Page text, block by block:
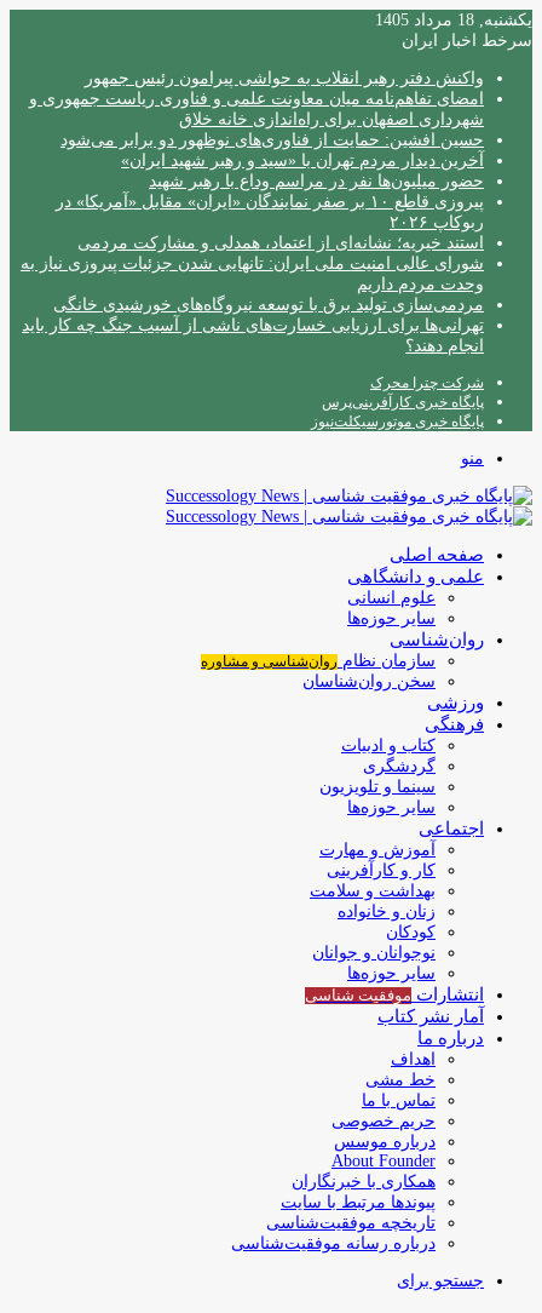
یکشنبه, 18 مرداد 1405
سرخط اخبار ایران
واکنش دفتر رهبر انقلاب به حواشی پیرامون رئیس جمهور
امضای تفاهم‌نامه میان معاونت علمی و فناوری ریاست جمهوری و
شهرداری اصفهان برای راه‌اندازی خانه خلاق
حسین افشین: حمایت از فناوری‌های نوظهور دو برابر می‌شود
آخرین دیدار مردم تهران با «سید و رهبر شهید ایران»
حضور میلیون‌ها نفر در مراسم وداع با رهبر شهید
پیروزی قاطع ۱۰ بر صفر نمایندگان «ایران» مقابل «آمریکا» در
ربوکاپ ۲۰۲۶
استند خیریه؛ نشانه‌ای از اعتماد، همدلی و مشارکت مردمی
شورای عالی امنیت ملی ایران: تانهایی شدن جزئیات پیروزی نیاز به
وحدت مردم داریم
مردمی‌سازی تولید برق با توسعه نیروگاه‌های خورشیدی خانگی
تهرانی‌ها برای ارزیابی خسارت‌های ناشی از آسیب جنگ چه کار باید
انجام دهند؟
شرکت چترا محرک
پایگاه خبری کارآفرینی‌پرس
پایگاه خبری موتورسیکلت‌نیوز
منو
صفحه اصلی
علمی و دانشگاهی
علوم انسانی
سایر حوزه‌ها
روان‌شناسی
سازمان نظام روان‌شناسی و مشاوره
سخن روان‌شناسان
ورزشی
فرهنگی
کتاب و ادبیات
گردشگری
سینما و تلویزیون
سایر حوزه‌ها
اجتماعی
آموزش و مهارت
کار و کارآفرینی
بهداشت و سلامت
زنان و خانواده
کودکان
نوجوانان و جوانان
سایر حوزه‌ها
انتشارات موفقیت‌ شناسی
آمار نشر کتاب
درباره ما
اهداف
خط مشی
تماس با ما
حریم خصوصی
درباره موسس
About Founder
همکاری با خبرنگاران
پیوندها مرتبط با سایت
تاریخچه موفقیت‌شناسی
درباره رسانه موفقیت‌شناسی
جستجو برای